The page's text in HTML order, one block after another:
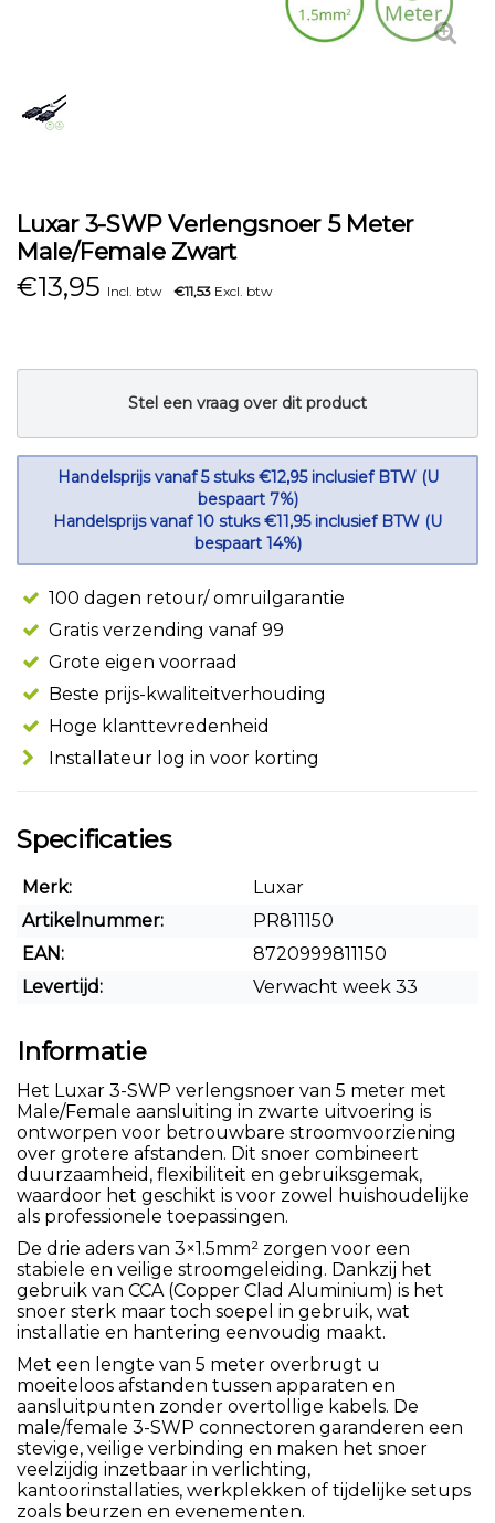
Luxar 3-SWP Verlengsnoer 5 Meter
Male/Female Zwart
€13,95 Incl. btw €11,53 Excl. btw
Stel een vraag over dit product
Handelsprijs vanaf 5 stuks €12,95 inclusief BTW (U
bespaart 7%)
Handelsprijs vanaf 10 stuks €11,95 inclusief BTW (U
bespaart 14%)
100 dagen retour/ omruilgarantie
Gratis verzending vanaf 99
Grote eigen voorraad
Beste prijs-kwaliteitverhouding
Hoge klanttevredenheid
Installateur log in voor korting
Specificaties
Merk:
Luxar
Artikelnummer:
PR811150
EAN:
8720999811150
Levertijd:
Verwacht week 33
Informatie
Het Luxar 3-SWP verlengsnoer van 5 meter met
Male/Female aansluiting in zwarte uitvoering is
ontworpen voor betrouwbare stroomvoorziening
over grotere afstanden. Dit snoer combineert
duurzaamheid, flexibiliteit en gebruiksgemak,
waardoor het geschikt is voor zowel huishoudelijke
als professionele toepassingen.
De drie aders van 3×1.5mm² zorgen voor een
stabiele en veilige stroomgeleiding. Dankzij het
gebruik van CCA (Copper Clad Aluminium) is het
snoer sterk maar toch soepel in gebruik, wat
installatie en hantering eenvoudig maakt.
Met een lengte van 5 meter overbrugt u
moeiteloos afstanden tussen apparaten en
aansluitpunten zonder overtollige kabels. De
male/female 3-SWP connectoren garanderen een
stevige, veilige verbinding en maken het snoer
veelzijdig inzetbaar in verlichting,
kantoorinstallaties, werkplekken of tijdelijke setups
zoals beurzen en evenementen.